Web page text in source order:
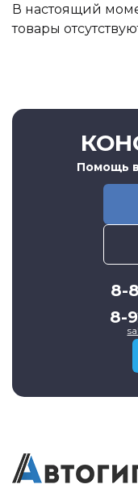
В настоящий
товары
Помощь
8-
8-